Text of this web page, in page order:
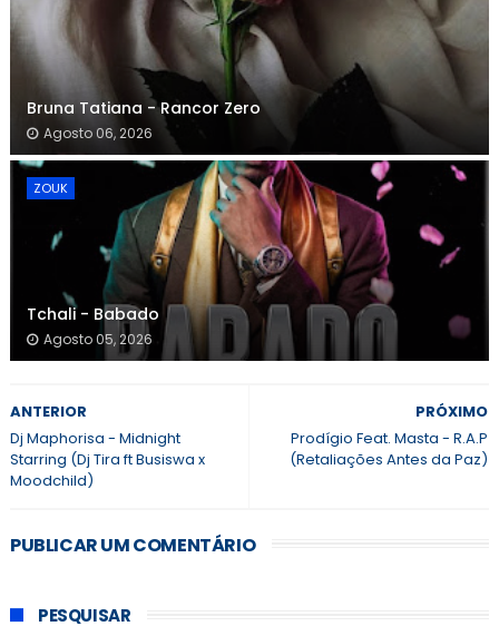
Bruna Tatiana - Rancor Zero
Agosto 06, 2026
ZOUK
Tchali - Babado
Agosto 05, 2026
PRÓXIMO
Prodígio Feat. Masta - R.A.P
(Retaliações Antes da Paz)
ANTERIOR
Dj Maphorisa - Midnight
Starring (Dj Tira ft Busiswa x
Moodchild)
PUBLICAR UM COMENTÁRIO
PESQUISAR